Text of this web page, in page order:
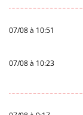
07/08 à 10:51
07/08 à 10:23